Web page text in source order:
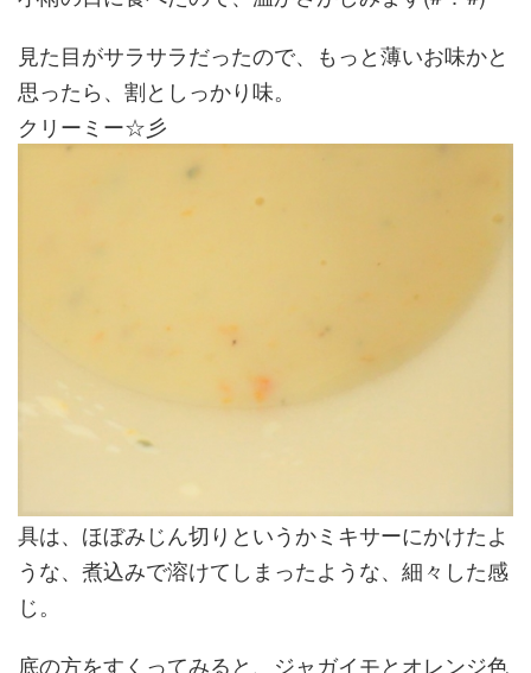
見た目がサラサラだったので、もっと薄いお味かと
思ったら、割としっかり味。
クリーミー☆彡
具は、ほぼみじん切りというかミキサーにかけたよ
うな、煮込みで溶けてしまったような、細々した感
じ。
底の方をすくってみると、ジャガイモとオレンジ色